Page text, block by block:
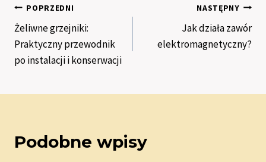
Nawigacja
wpisu
POPRZEDNI
Żeliwne grzejniki:
Praktyczny przewodnik
po instalacji i konserwacji
NASTĘPNY
Jak działa zawór
elektromagnetyczny?
Podobne wpisy